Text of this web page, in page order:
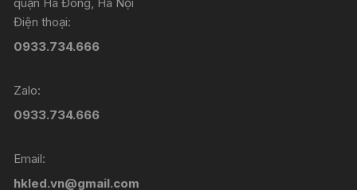
Điện thoại:
0933.734.666
Zalo:
0933.734.666
Email:
hkled.vn@gmail.com